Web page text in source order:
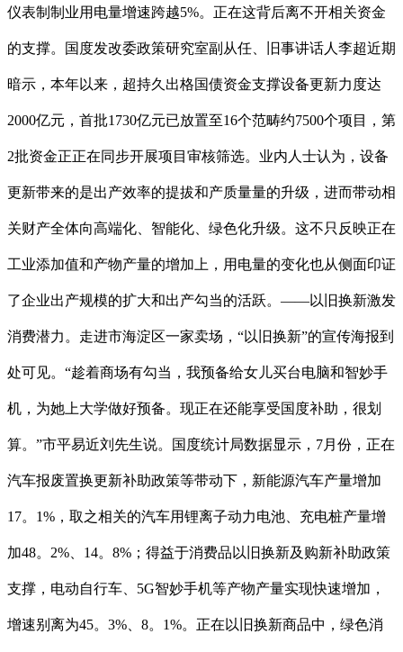
仪表制制业用电量增速跨越5%。正在这背后离不开相关资金
的支撑。国度发改委政策研究室副从任、旧事讲话人李超近期
暗示，本年以来，超持久出格国债资金支撑设备更新力度达
2000亿元，首批1730亿元已放置至16个范畴约7500个项目，第
2批资金正正在同步开展项目审核筛选。业内人士认为，设备
更新带来的是出产效率的提拔和产质量量的升级，进而带动相
关财产全体向高端化、智能化、绿色化升级。这不只反映正在
工业添加值和产物产量的增加上，用电量的变化也从侧面印证
了企业出产规模的扩大和出产勾当的活跃。——以旧换新激发
消费潜力。走进市海淀区一家卖场，“以旧换新”的宣传海报到
处可见。“趁着商场有勾当，我预备给女儿买台电脑和智妙手
机，为她上大学做好预备。现正在还能享受国度补助，很划
算。”市平易近刘先生说。国度统计局数据显示，7月份，正在
汽车报废置换更新补助政策等带动下，新能源汽车产量增加
17。1%，取之相关的汽车用锂离子动力电池、充电桩产量增
加48。2%、14。8%；得益于消费品以旧换新及购新补助政策
支撑，电动自行车、5G智妙手机等产物产量实现快速增加，
增速别离为45。3%、8。1%。正在以旧换新商品中，绿色消